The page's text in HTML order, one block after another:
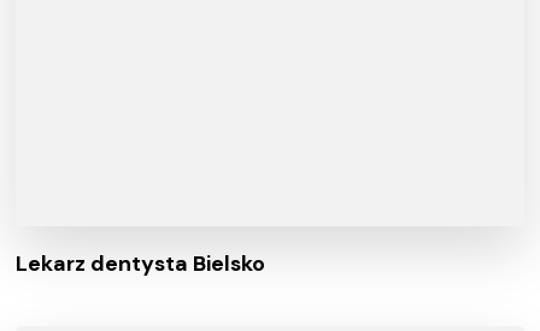
Lekarz dentysta Bielsko